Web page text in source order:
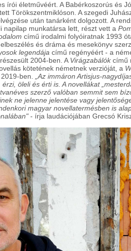
írói életművéért. A Babérkoszorús és
Törökszentmiklóson. A szegedi
után tanárként dolgozott. A
napilap munkatársa lett, részt vett a
című irodalmi folyóiratnak 1993
és dráma és mesekönyv
legendája című regényéért - a
2004-ben. A Virágzabálókcímű
kötetének németnek verzióját, a
ben.
„Az immáron Artisjus-
öleli és érti is. A novellákat
szerző valóban semmit sem
ne jelenne jelentése vagy
magyar novellatermésben is
- írja laudációjában Grecsó